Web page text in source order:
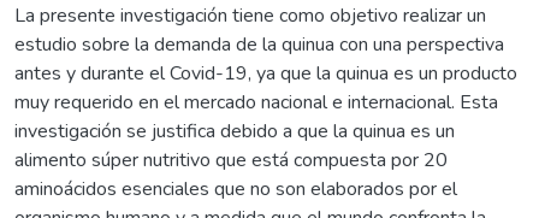
La presente investigación tiene como objetivo realizar un
estudio sobre la demanda de la quinua con una perspectiva
antes y durante el Covid-19, ya que la quinua es un producto
muy requerido en el mercado nacional e internacional. Esta
investigación se justifica debido a que la quinua es un
alimento súper nutritivo que está compuesta por 20
aminoácidos esenciales que no son elaborados por el